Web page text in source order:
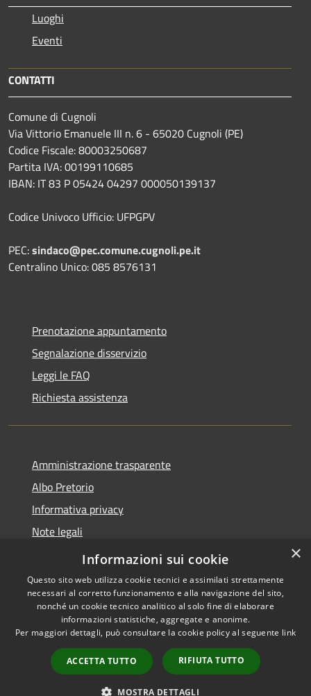
Luoghi
Eventi
CONTATTI
Comune di Cugnoli
Via Vittorio Emanuele III n. 6 - 65020 Cugnoli (PE)
Codice Fiscale: 80003250687
Partita IVA: 00199110685
IBAN: IT 83 P 05424 04297 000050139137
Codice Univoco Ufficio: UFPGPV
PEC:sindaco@pec.comune.cugnoli.pe.it
Centralino Unico: 085 8576131
Prenotazione appuntamento
Segnalazione disservizio
Leggi le FAQ
Richiesta assistenza
Amministrazione trasparente
Albo Pretorio
Informativa privacy
Note legali
Dichiarazione di accessibilità
Accessibilità
Copyright © 2026 • Comune di
Cugnoli • Powered by
Municipium•
Accesso
redazione
×
Informazioni sui cookie
Questo sito web utilizza cookie tecnici e assimilati strettamente
necessari al corretto funzionamento e alla navigazione del sito,
nonché un cookie tecnico analitico al solo fine di elaborare
informazioni statistiche, aggregate e anonime.
Per maggiori dettagli, può consultare la cookie policy al seguente link
ACCETTA TUTTO RIFIUTA TUTTO
MOSTRA DETTAGLI